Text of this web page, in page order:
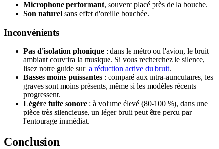
Microphone performant, souvent placé près de la bouche.
Son naturel sans effet d'oreille bouchée.
Inconvénients
Pas d'isolation phonique : dans le métro ou l'avion, le bruit
ambiant couvrira la musique. Si vous recherchez le silence,
lisez notre guide surla réduction active du bruit.
Basses moins puissantes : comparé aux intra-auriculaires, les
graves sont moins présents, même si les modèles récents
progressent.
Légère fuite sonore : à volume élevé (80-100 %), dans une
pièce très silencieuse, un léger bruit peut être perçu par
l'entourage immédiat.
Conclusion